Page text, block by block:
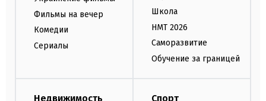
Фильмы на вечер
Комедии
Сериалы
Школа
НМТ 2026
Саморазвитие
Обучение за границей
Недвижимость Спорт